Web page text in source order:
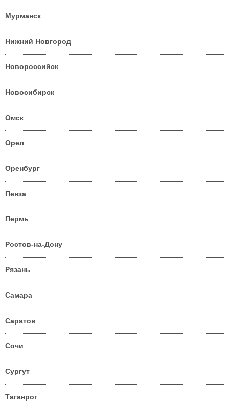
Мурманск
Нижний Новгород
Новороссийск
Новосибирск
Омск
Орел
Оренбург
Пенза
Пермь
Ростов-на-Дону
Рязань
Самара
Саратов
Сочи
Сургут
Таганрог